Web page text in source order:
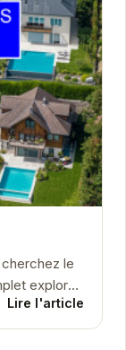
le
Lire l'article